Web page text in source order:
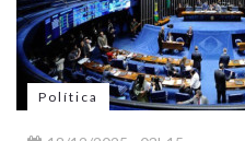
Política